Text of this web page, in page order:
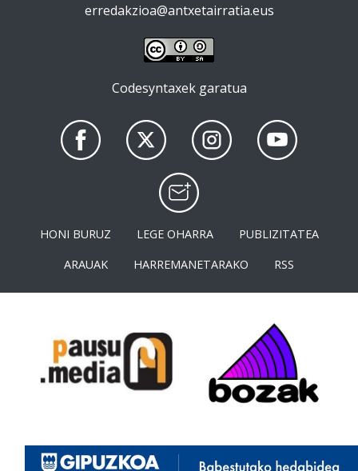
erredakzioa@antxetairratia.eus
Codesyntaxek garatua
HONI BURUZ LEGE OHARRA
PUBLIZITATEA
ARAUAK
HARREMANETARAKO RSS